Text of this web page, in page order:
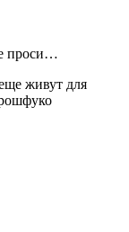
проси…
живут для